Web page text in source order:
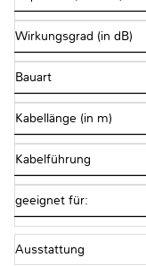
Wirkungsgrad (in dB)
Bauart
Kabellänge (in m)
Kabelführung
geeignet für:
Ausstattung